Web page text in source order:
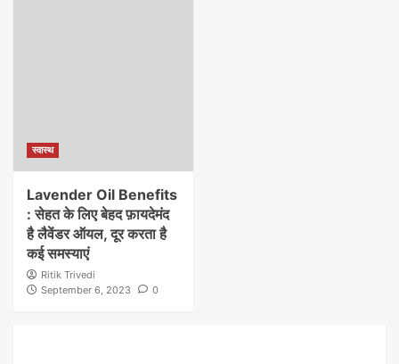
स्वास्थ
Lavender Oil Benefits
: सेहत के लिए बेहद फ़ायदेमंद
है लैवेंडर ऑयल, दूर करता है
कई समस्याएं
Ritik Trivedi
September 6, 2023
0